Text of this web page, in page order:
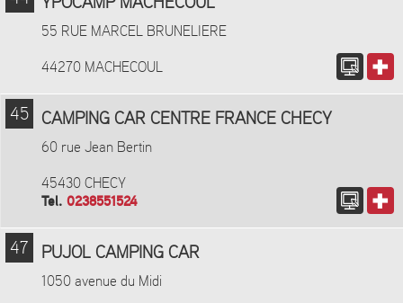
YPOCAMP MACHECOUL
55 RUE MARCEL BRUNELIERE
44270 MACHECOUL
45 CAMPING CAR CENTRE FRANCE CHECY
60 rue Jean Bertin
45430 CHECY
Tel. 0238551524
47 PUJOL CAMPING CAR
1050 avenue du Midi